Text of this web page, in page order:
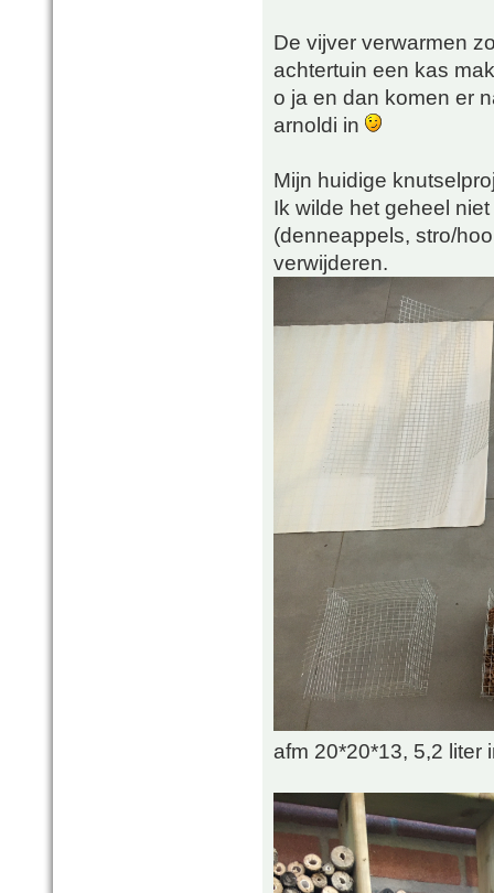
De vijver verwarmen
achtertuin een kas
o ja en dan komen er
arnoldi in
Mijn huidige
Ik wilde het geheel
(denneappels, stro/
verwijderen.
afm 20*20*13, 5,2 liter